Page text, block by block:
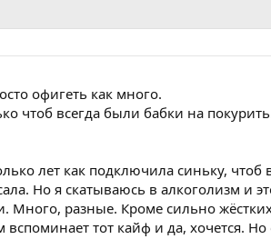
офигеть как много.
чтоб всегда были бабки на
лет как подключила синьку,
Но я скатываюсь в алкоголизм и
разные. Кроме сильно
тот кайф и да, хочется. Но